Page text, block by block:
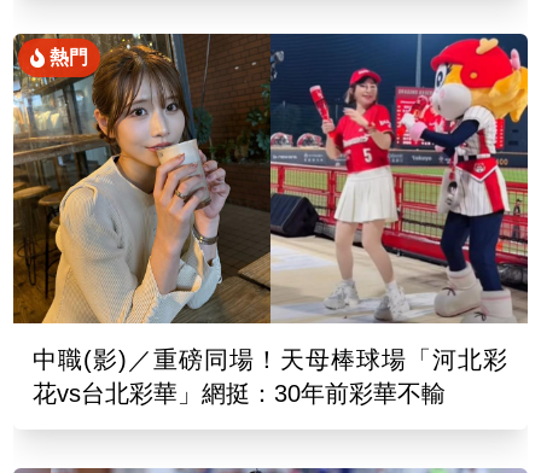
熱門
中職(影)／重磅同場！天母棒球場「河北彩
花vs台北彩華」網挺：30年前彩華不輸